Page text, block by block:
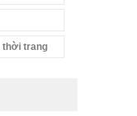
thời trang